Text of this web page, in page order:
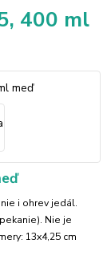
400 ml
i ohrev jedál.
Nie je
13x4,25 cm